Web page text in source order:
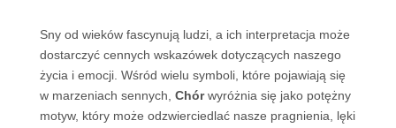
Sny od wieków fascynują ludzi, a ich interpretacja może
dostarczyć cennych wskazówek dotyczących naszego
życia i emocji. Wśród wielu symboli, które pojawiają się
w marzeniach sennych, Chórwyróżnia się jako potężny
motyw, który może odzwierciedlać nasze pragnienia, lęki